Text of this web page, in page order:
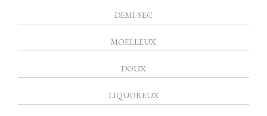
DEMI-SEC
MOELLEUX
DOUX
LIQUOREUX